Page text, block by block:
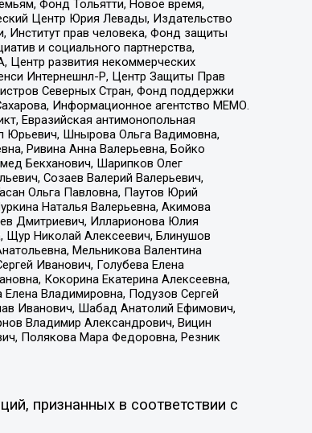
Фонд Тольятти, Новое время,
Центр Юрия Левады, Издательство
Институт прав человека, Фонд защиты
и социального партнерства,
развития некоммерческих
Интернешнл-Р, Центр Защиты Прав
Северных Стран, Фонд поддержки
Информационное агентство МЕМО.
Евразийская антимонопольная
Юрьевич, Шнырова Ольга Вадимовна,
Ривина Анна Валерьевна, Бойко
Бекханович, Шарипков Олег
Созаев Валерий Валерьевич,
Ольга Павловна, Паутов Юрий
Наталья Валерьевна, Акимова
Дмитриевич, Илларионова Юлия
Щур Николай Алексеевич, Блинушов
Мельникова Валентина
Иванович, Голубева Елена
Кокорина Екатерина Алексеевна,
Владимировна, Подузов Сергей
Иванович, Шабад Анатолий Ефимович,
Владимир Александрович, Вицин
Полякова Мара Федоровна, Резник
признанных в соответствии с